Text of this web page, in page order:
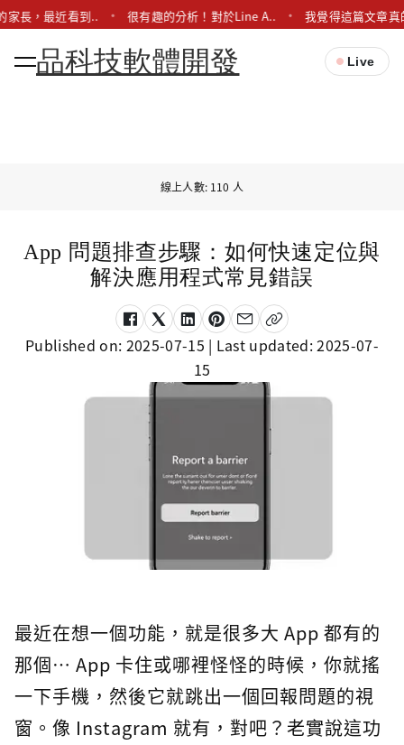
家長，最近看到.. 很有趣的分析！對於Line A.. 我覺得這篇文章
品科技軟體開發 Live
線上人數: 110 人
App 問題排查步驟：如何快速定位與
解決應用程式常見錯誤
Published on: 2025-07-15 | Last updated:2025-07-
15
最近在想一個功能，就是很多大 App 都有的
那個… App 卡住或哪裡怪怪的時候，你就搖
一下手機，然後它就跳出一個回報問題的視
窗。像 Instagram 就有，對吧？老實說這功